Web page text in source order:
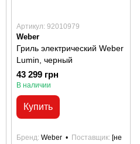
Артикул: 92010979
Weber
Гриль электрический Weber
Lumin, черный
43 299 грн
В наличии
Купить
Бренд Weber Поставщик [не